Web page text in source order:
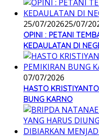
25/07/202625/07/
OPINI : PETANI
KEDAULATAN DI
07/07/2026
HASTO
BUNG KARNO